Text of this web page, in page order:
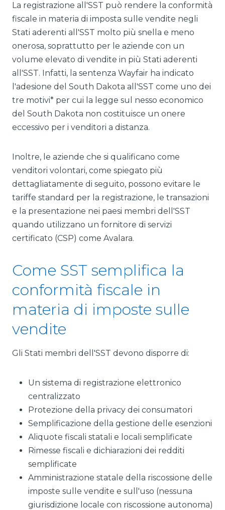
La registrazione all'SST può rendere la conformità
fiscale in materia di imposta sulle vendite negli
Stati aderenti all'SST molto più snella e meno
onerosa, soprattutto per le aziende con un
volume elevato di vendite in più Stati aderenti
all'SST. Infatti, la sentenza Wayfair ha indicato
l'adesione del South Dakota all'SST come uno dei
tre motivi* per cui la legge sul nesso economico
del South Dakota non costituisce un onere
eccessivo per i venditori a distanza.
Inoltre, le aziende che si qualificano come
venditori volontari, come spiegato più
dettagliatamente di seguito, possono evitare le
tariffe standard per la registrazione, le transazioni
e la presentazione nei paesi membri dell'SST
quando utilizzano un fornitore di servizi
certificato (CSP) come Avalara.
Come SST semplifica la
conformità fiscale in
materia di imposte sulle
vendite
Gli Stati membri dell'SST devono disporre di:
Un sistema di registrazione elettronico
centralizzato
Protezione della privacy dei consumatori
Semplificazione della gestione delle esenzioni
Aliquote fiscali statali e locali semplificate
Rimesse fiscali e dichiarazioni dei redditi
semplificate
Amministrazione statale della riscossione delle
imposte sulle vendite e sull'uso (nessuna
giurisdizione locale con riscossione autonoma)